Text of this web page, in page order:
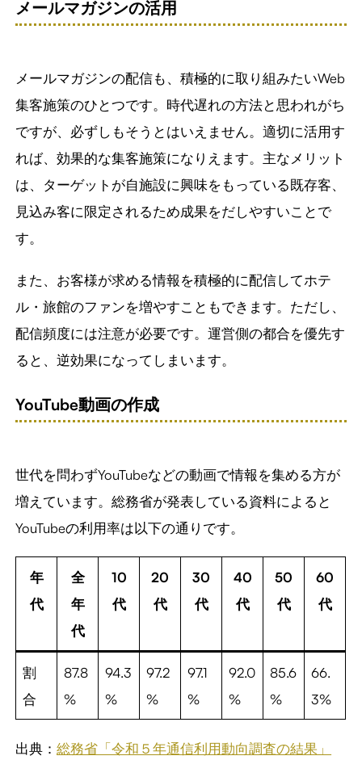
メールマガジンの活用
メールマガジンの配信も、積極的に取り組みたいWeb
集客施策のひとつです。時代遅れの方法と思われがち
ですが、必ずしもそうとはいえません。適切に活用す
れば、効果的な集客施策になりえます。主なメリット
は、ターゲットが自施設に興味をもっている既存客、
見込み客に限定されるため成果をだしやすいことで
す。
また、お客様が求める情報を積極的に配信してホテ
ル・旅館のファンを増やすこともできます。ただし、
配信頻度には注意が必要です。運営側の都合を優先す
ると、逆効果になってしまいます。
YouTube動画の作成
世代を問わずYouTubeなどの動画で情報を集める方が
増えています。総務省が発表している資料によると
YouTubeの利用率は以下の通りです。
年
代
全
年
代
10
代
20
代
30
代
40
代
50
代
60
代
割
合
87.8
%
94.3
%
97.2
%
97.1
%
92.0
%
85.6
%
66.
3%
出典：総務省「令和５年通信利用動向調査の結果」